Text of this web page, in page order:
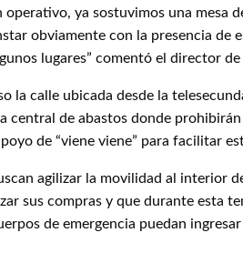
operativo, ya sostuvimos una mesa
obviamente con la presencia de
lugares” comentó el director
la calle ubicada desde la
central de abastos donde
de “viene viene” para facilitar
agilizar la movilidad al interior
sus compras y que durante esta
de emergencia puedan